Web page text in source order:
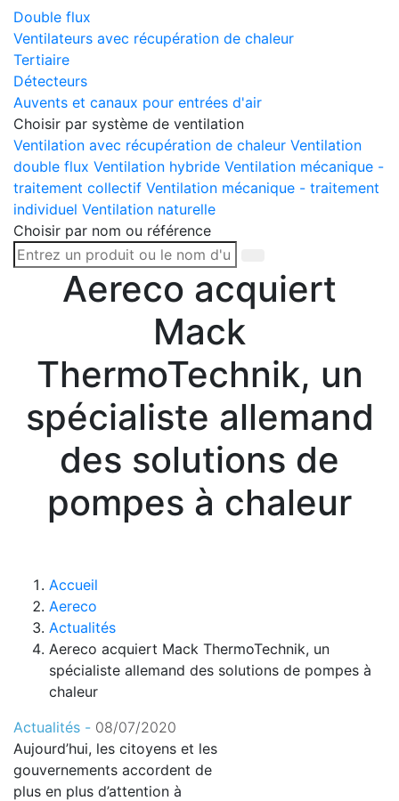
Double flux
Ventilateurs avec récupération de chaleur
Tertiaire
Détecteurs
Auvents et canaux pour entrées d'air
Choisir par système de ventilation
Ventilation avec récupération de chaleur Ventilation
double flux Ventilation hybride Ventilation mécanique -
traitement collectif Ventilation mécanique - traitement
individuel Ventilation naturelle
Choisir par nom ou référence
Aereco acquiert
Mack
ThermoTechnik, un
spécialiste allemand
des solutions de
pompes à chaleur
Accueil
Aereco
Actualités
Aereco acquiert Mack ThermoTechnik, un
spécialiste allemand des solutions de pompes à
chaleur
Actualités - 08/07/2020
Aujourd’hui, les citoyens et les
gouvernements accordent de
plus en plus d’attention à